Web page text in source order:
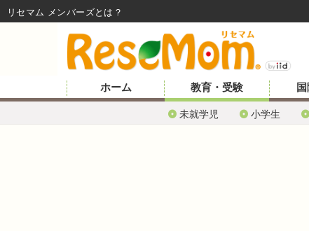
ホーム 教育・受験
未就学児 小学生
リセマム メンバーズ